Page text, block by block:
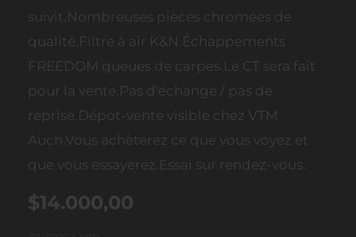
suivit.Nombreuses pièces chromées de
qualité.Filtre à air K&N.Échappements
FREEDOM queues de carpes.Le CT sera fait
pour la vente.Pas d'échange / pas de
reprise.Dépot-vente visible chez VTM
Auch.Vous achèterez ce que vous voyez et
que vous essayerez.Essai sur rendez-vous.
$14.000,00